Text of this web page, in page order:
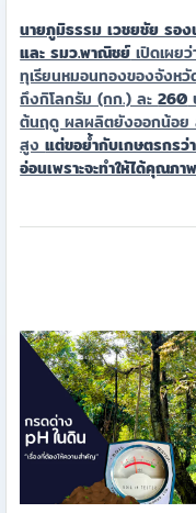
นายภูมิธรรม เวชยชัย รอ
และ รมว.พาณิชย์เปิดเผย
ทุเรียนหมอนทองของจังหวั
ถึงกิโลกรัม (กก.) ละ260
ต้นฤดู ผลผลิตยังออกน้อย
สูงแต่ขอย้ำกับเกษตรกรว่
อ่อนเพราะจะทำให้ได้คุณภา